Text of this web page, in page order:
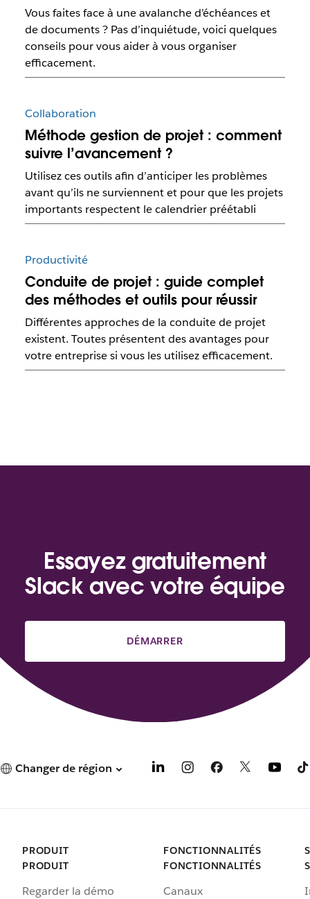
Vous faites face à une avalanche d’échéances et
de documents ? Pas d’inquiétude, voici quelques
conseils pour vous aider à vous organiser
efficacement.
Collaboration
Méthode gestion de projet : comment
suivre l’avancement ?
Utilisez ces outils afin d’anticiper les problèmes
avant qu’ils ne surviennent et pour que les projets
importants respectent le calendrier préétabli
Productivité
Conduite de projet : guide complet
des méthodes et outils pour réussir
Différentes approches de la conduite de projet
existent. Toutes présentent des avantages pour
votre entreprise si vous les utilisez efficacement.
Essayez gratuitement
Slack avec votre équipe
DÉMARRER
Changer de région
PRODUIT
PRODUIT
Regarder la démo
FONCTIONNALITÉS
FONCTIONNALITÉS
Canaux